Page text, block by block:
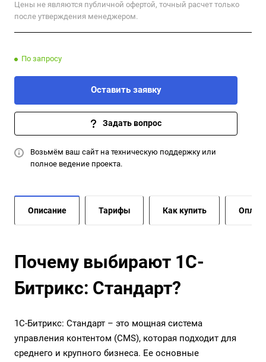
Цены не являются публичной офертой, точный расчет только
после утверждения менеджером.
По запросу
Оставить заявку
Задать вопрос
Возьмём ваш сайт на техническую поддержку или
полное ведение проекта.
Описание Тарифы Как купить
Почему выбирают 1С-
Битрикс: Стандарт?
1С-Битрикс: Стандарт – это мощная система
управления контентом (CMS), которая подходит для
среднего и крупного бизнеса. Ее основные